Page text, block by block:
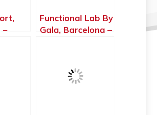
–
Functional Lab By
Gala, Barcelona –